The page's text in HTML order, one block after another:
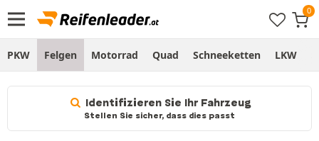
PKW Felgen Motorrad Quad Schneeketten LKW
Identifizieren Sie Ihr Fahrzeug
Stellen Sie sicher, dass dies passt